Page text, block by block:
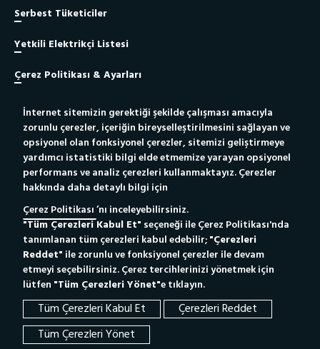
Serbest Tüketiciler
Yetkili Elektrikçi Listesi
Çerez Politikası & Ayarları
Site Haritası
Bilgi Toplumu Hizmeti
Yetkili Elektrikçiler İçin Yeni Bağlantı Portalı
Whatsapp Destek Hattı
Tıkla Mesajını Gönder
186
İnternet sitemizin gerektiği şekilde çalışması amacıyla
zorunlu çerezler, içeriğin bireyselleştirilmesini sağlayan ve
opsiyonel olan fonksiyonel çerezler, sitemizi geliştirmeye
yardımcı istatistiki bilgi elde etmemize yarayan opsiyonel
performans ve analiz çerezleri kullanmaktayız. Çerezler
hakkında daha detaylı bilgi için
Çerez Politikası’nı inceleyebilirsiniz.
"Tüm Çerezleri Kabul Et" seçeneği ile Çerez Politikası'nda
tanımlanan tüm çerezleri kabul edebilir;"Çerezleri
Reddet" ile zorunlu ve fonksiyonel çerezler ile devam
etmeyi seçebilirsiniz. Çerez tercihlerinizi yönetmek için
lütfen "Tüm Çerezleri Yönet"e tıklayın.
Tüm Çerezleri Kabul Et
Çerezleri Reddet
Tüm Çerezleri Yönet
Memnuniyet Anketi